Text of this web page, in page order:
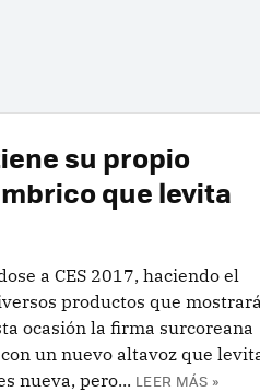
su propio
que levita
a CES 2017, haciendo el
productos que
ocasión la firma surcoreana
un nuevo altavoz que
nueva, pero... LEER MÁS »